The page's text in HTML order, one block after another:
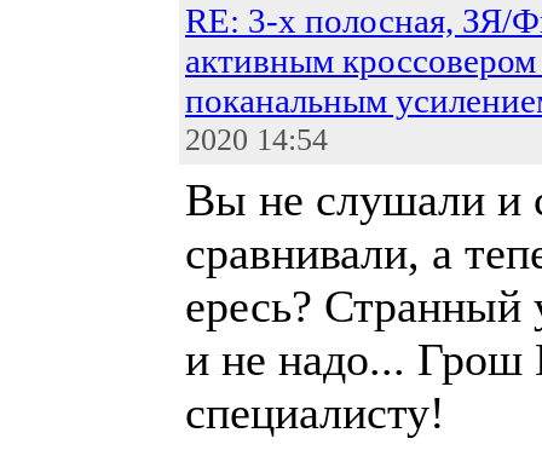
RE: 3-х полосная, ЗЯ/
активным
поканальным
2020 14:54
Вы не слушали и
сравнивали, а
ересь?
и не надо... Грош
специалисту!